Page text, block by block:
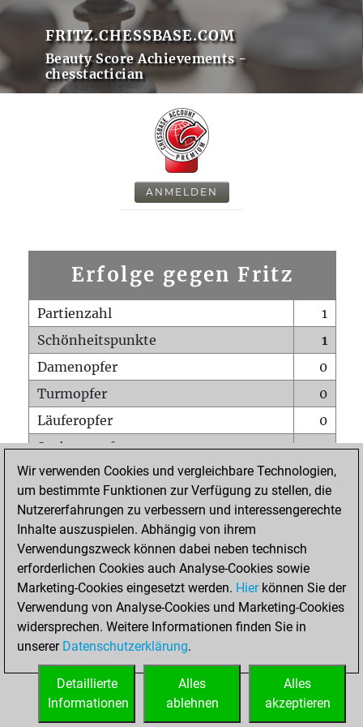
FRITZ.CHESSBASE.COM
Beauty Score Achievements -
chesstactician
ANMELDEN
Erfolge gegen Fritz
Partienzahl
1
Schönheitspunkte
1
Damenopfer
0
Turmopfer
0
Läuferopfer
0
Springeropfer
0
Bauernopfer
0
Matt auf vollem Brett
0
Bauer setzt Matt
Erstickte Matts
Unterverwandlungen
0
Türme auf der siebten
0
STARTSEITE
Wir verwenden Cookies und vergleichbare Technologien,
um bestimmte Funktionen zur Verfügung zu stellen, die
Nutzererfahrungen zu verbessern und interessengerechte
Inhalte auszuspielen. Abhängig von ihrem
Verwendungszweck können dabei neben technisch
erforderlichen Cookies auch Analyse-Cookies sowie
Marketing-Cookies eingesetzt werden. Hierkönnen Sie der
Verwendung von Analyse-Cookies und Marketing-Cookies
widersprechen. Weitere Informationen finden Sie in
unserer Datenschutzerklärung.
Alles
akzeptieren
Alles
ablehnen
Detaillierte
Informationen